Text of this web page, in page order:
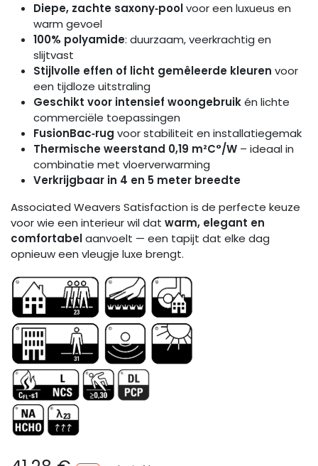
Diepe, zachte saxony‑poolvoor een luxueus en
warm gevoel
100% polyamide: duurzaam, veerkrachtig en
slijtvast
Stijlvolle effen of licht gemêleerde kleuren voor
een tijdloze uitstraling
Geschikt voor intensief woongebruikén lichte
commerciële toepassingen
FusionBac‑rug voor stabiliteit en installatiegemak
Thermische weerstand 0,19 m²C°/W – ideaal in
combinatie met vloerverwarming
Verkrijgbaar in 4 en 5 meter breedte
Associated Weavers Satisfaction is de perfecte keuze
voor wie een interieur wil dat warm, elegant en
comfortabelaanvoelt — een tapijt dat elke dag
opnieuw een vleugje luxe brengt.